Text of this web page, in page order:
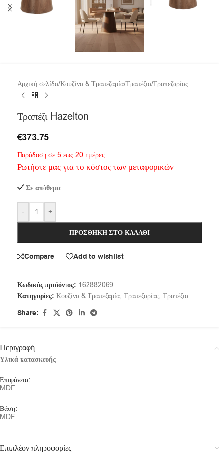
Αρχική σελίδα/Κουζίνα & Τραπεζαρία/Τραπέζια/Τραπεζαρίας
Τραπέζι Hazelton
€373.75
Παράδοση σε 5 εως 20 ημέρες
Ρωτήστε μας για το κόστος των μεταφορικών
Σε απόθεμα
- +
ΠΡΟΣΘΉΚΗ ΣΤΟ ΚΑΛΆΘΙ
Compare Add to wishlist
Κωδικός προϊόντος: 162882069
Κατηγορίες: Κουζίνα & Τραπεζαρία, Τραπεζαρίας, Τραπέζια
Share:
Περιγραφή
Υλικά κατασκευής
Επιφάνεια:
MDF
Βάση:
MDF
Επιπλέον πληροφορίες